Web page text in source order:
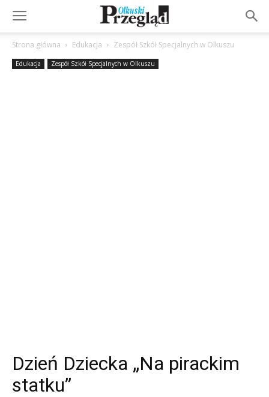
Strona główna Edukacja Zespół Szkół Specjalnych w Olkuszu
Edukacja Zespół Szkół Specjalnych w Olkuszu
Dzień Dziecka „Na pirackim
statku”